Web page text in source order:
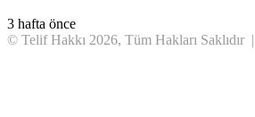
3 hafta önce
© Telif Hakkı 2026, Tüm Hakları Saklıdır |